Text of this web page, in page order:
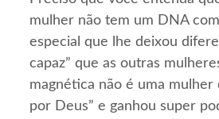
mulher não tem um DNA
especial que lhe deixou
capaz” que as outras
magnética não é uma mulher
por Deus” e ganhou super